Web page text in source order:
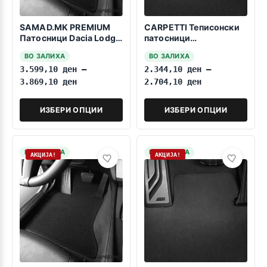
SAMAD.MK PREMIUM
Патосници Dacia Lodgy
ВО ЗАЛИХА
3.599,10 ден –
3.869,10 ден
ИЗБЕРИ ОПЦИИ
CARPETTI Теписонски
патосници
Лоџи 2012-> 3 реда
ВО ЗАЛИХА
2.344,10 ден –
2.704,10 ден
ИЗБЕРИ ОПЦИИ
НА ЗАЛИХА
АКЦИЈА! НА ЗАЛИХА
АКЦИЈА!